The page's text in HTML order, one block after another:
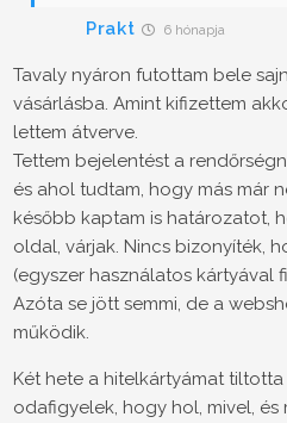
Prakt 6 hónapja
Tavaly nyáron futottam bele
vásárlásba. Amint kifizettem
lettem átverve.
Tettem bejelentést a
és ahol tudtam, hogy más már
később kaptam is határozatot,
oldal, várjak. Nincs bizonyíték,
(egyszer használatos kártyával
Azóta se jött semmi, de a
működik.
Két hete a hitelkártyámat
odafigyelek, hogy hol, mivel, és